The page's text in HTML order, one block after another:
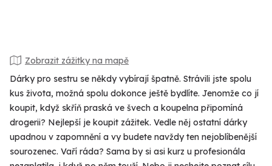
Zobrazit zážitky na mapě
Dárky pro sestru se někdy vybírají špatně. Strávili jste spolu
kus života, možná spolu dokonce ještě bydlíte. Jenomže co jí
koupit, když skříň praská ve švech a koupelna připomíná
drogerii? Nejlepší je koupit zážitek. Vedle něj ostatní dárky
upadnou v zapomnění a vy budete navždy ten nejoblíbenější
sourozenec. Vaří ráda? Sama by si asi kurz u profesionála